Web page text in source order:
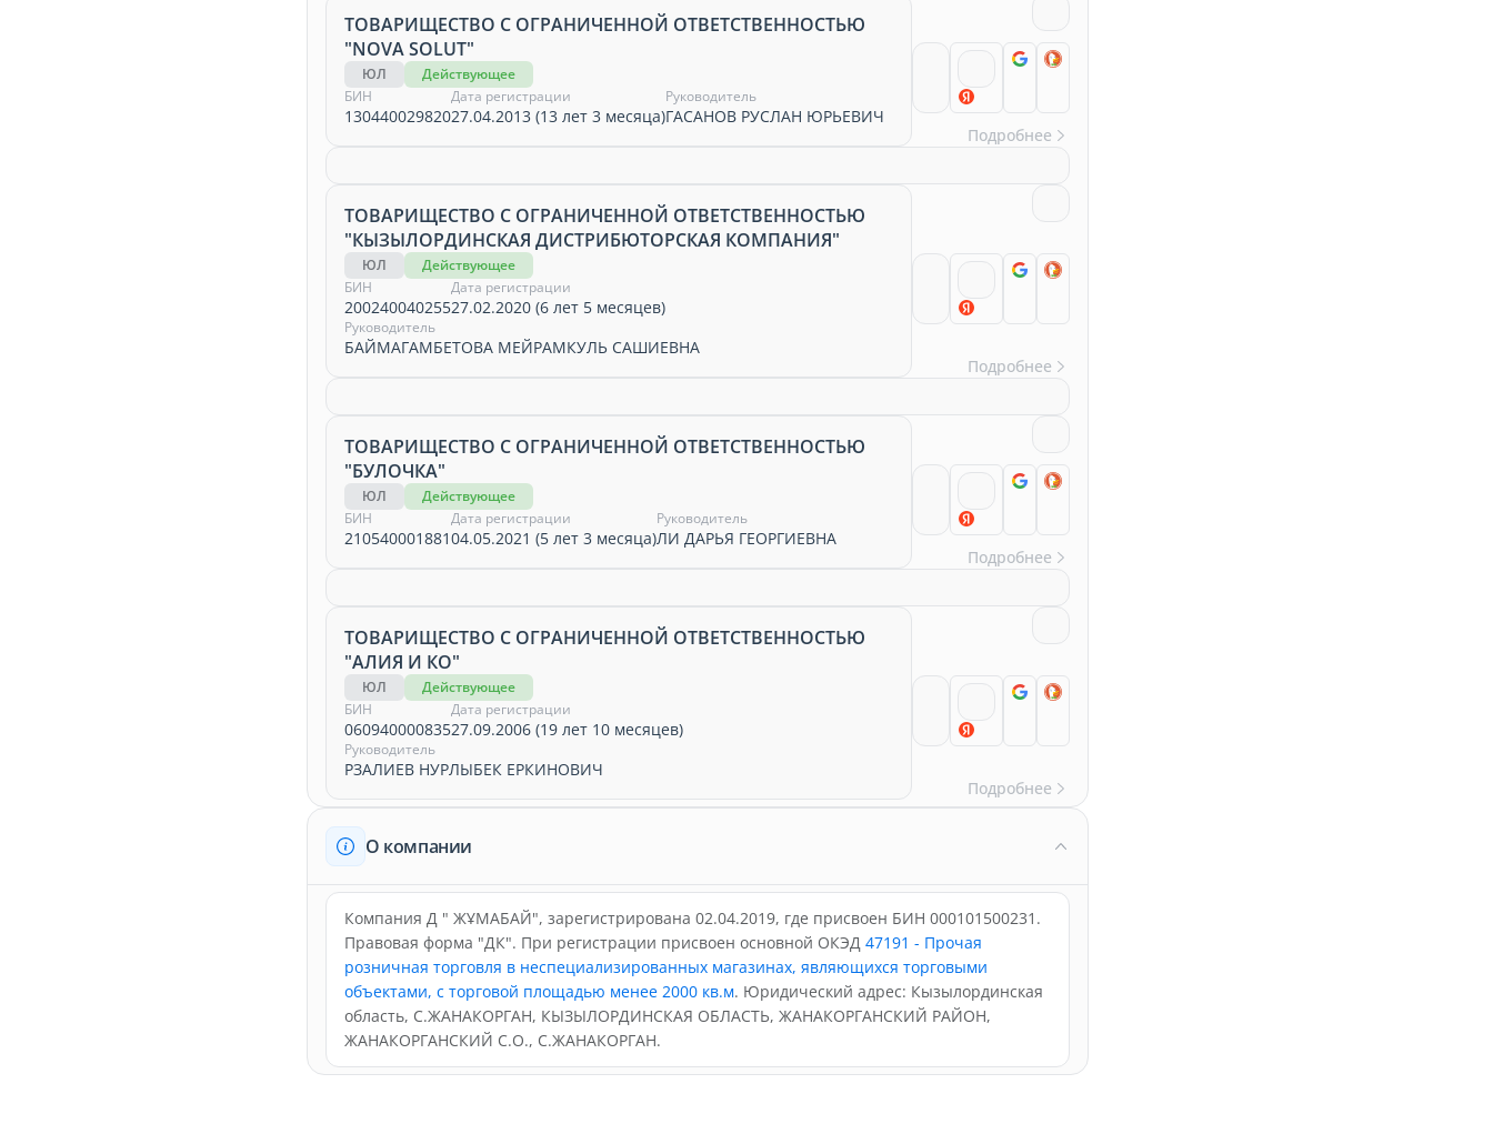
ТОВАРИЩЕСТВО С ОГРАНИЧЕННОЙ ОТВЕТСТВЕННОСТЬЮ
"NOVA SOLUT"
ЮЛ
Действующее
БИН
130440029820
Дата регистрации
27.04.2013 (13 лет 3 месяца)
Руководитель
ГАСАНОВ РУСЛАН ЮРЬЕВИЧ
Подробнее
ТОВАРИЩЕСТВО С ОГРАНИЧЕННОЙ ОТВЕТСТВЕННОСТЬЮ
"КЫЗЫЛОРДИНСКАЯ ДИСТРИБЮТОРСКАЯ КОМПАНИЯ"
ЮЛ
Действующее
БИН
200240040255
Дата регистрации
27.02.2020 (6 лет 5 месяцев)
Руководитель
БАЙМАГАМБЕТОВА МЕЙРАМКУЛЬ САШИЕВНА
Подробнее
ТОВАРИЩЕСТВО С ОГРАНИЧЕННОЙ ОТВЕТСТВЕННОСТЬЮ
"БУЛОЧКА"
ЮЛ
Действующее
БИН
210540001881
Дата регистрации
04.05.2021 (5 лет 3 месяца)
Руководитель
ЛИ ДАРЬЯ ГЕОРГИЕВНА
Подробнее
ТОВАРИЩЕСТВО С ОГРАНИЧЕННОЙ ОТВЕТСТВЕННОСТЬЮ
"АЛИЯ И КО"
ЮЛ
Действующее
БИН
060940000835
Дата регистрации
27.09.2006 (19 лет 10 месяцев)
Руководитель
РЗАЛИЕВ НУРЛЫБЕК ЕРКИНОВИЧ
Подробнее
О компании
Компания Д " ЖҰМАБАЙ", зарегистрирована 02.04.2019, где присвоен БИН 000101500231.
Правовая форма "ДК". При регистрации присвоен основной ОКЭД 47191 - Прочая
розничная торговля в неспециализированных магазинах, являющихся торговыми
объектами, с торговой площадью менее 2000 кв.м. Юридический адрес: Кызылординская
область, С.ЖАНАКОРГАН, КЫЗЫЛОРДИНСКАЯ ОБЛАСТЬ, ЖАНАКОРГАНСКИЙ РАЙОН,
ЖАНАКОРГАНСКИЙ С.О., С.ЖАНАКОРГАН.